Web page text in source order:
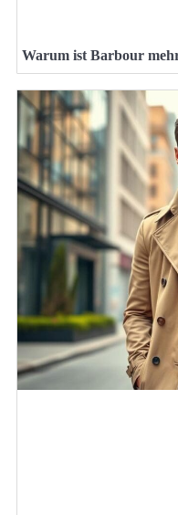
Warum ist Barbour